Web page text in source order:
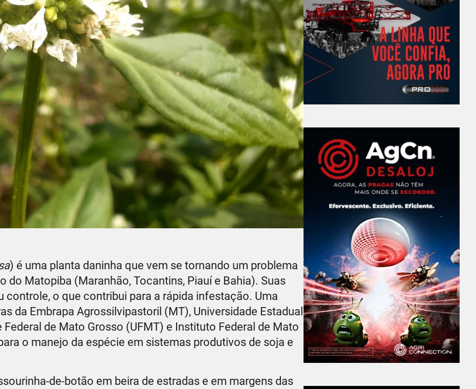
) é uma planta daninha que vem se tornando um problema
do Matopiba (Maranhão, Tocantins, Piauí e Bahia). Suas
o que contribui para a rápida infestação. Uma
da Embrapa Agrossilvipastoril (MT), Universidade Estadual
de Mato Grosso (UFMT) e Instituto Federal de Mato
o manejo da espécie em sistemas produtivos de soja e
de-botão em beira de estradas e em margens das